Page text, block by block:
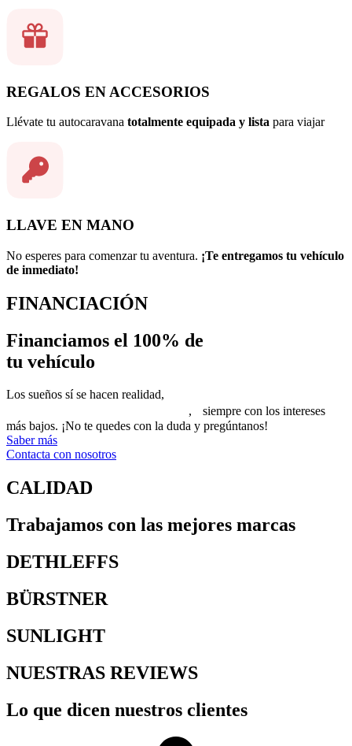
REGALOS EN ACCESORIOS
Llévate tu autocaravana totalmente equipada y lista para viajar
LLAVE EN MANO
No esperes para comenzar tu aventura. ¡Te entregamos tu vehículo
de inmediato!
FINANCIACIÓN
Financiamos el 100% de
tu vehículo
Los sueños sí se hacen realidad,
, siempre con los intereses
más bajos. ¡No te quedes con la duda y pregúntanos!
Saber más
Contacta con nosotros
CALIDAD
Trabajamos con las mejores marcas
DETHLEFFS
BÜRSTNER
SUNLIGHT
NUESTRAS REVIEWS
Lo que dicen nuestros clientes